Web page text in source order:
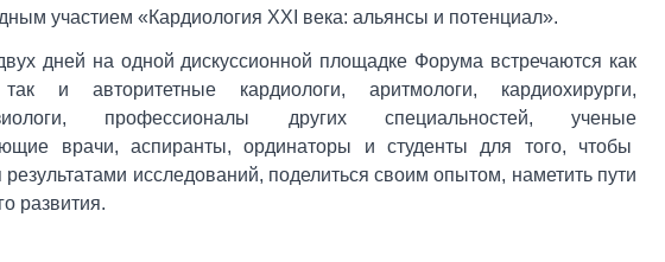
участием «Кардиология XXI века: альянсы и потенциал».
дней на одной дискуссионной площадке Форума встречаются как
и авторитетные кардиологи, аритмологи, кардиохирурги,
профессионалы других специальностей, ученые
врачи, аспиранты, ординаторы и студенты для того, чтобы
результатами исследований, поделиться своим опытом, наметить пути
развития.
июнь
декабрь
апрель
май
июнь
июль
август
сентябрь
октябрь
ноябрь декабрь
апрель
май
июль
август
сентябрь
октябрь
ноябрь декабрь